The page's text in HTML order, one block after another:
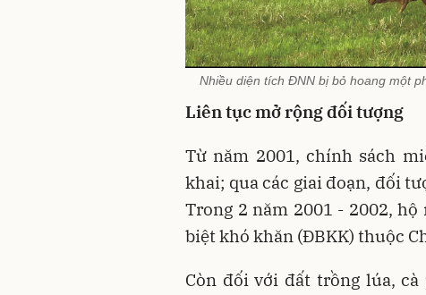
Nhiều diện tích ĐNN bị bỏ hoang một
Liên tục mở rộng đối tượng
Từ năm 2001, chính sách
khai; qua các giai đoạn, đối
Trong 2 năm 2001 - 2002,
biệt khó khăn (ĐBKK) thuộc
Còn đối với đất trồng lúa,